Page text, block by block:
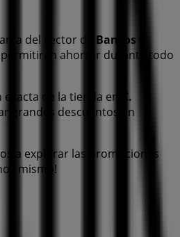
del sector de Bancos y
permitirán ahorrar durante todo
de la tienda en
C.
grandes descuentos en
a explorar las promociones
mismo!